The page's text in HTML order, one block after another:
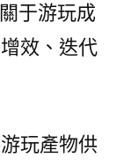
于游玩成
效、迭代
玩產物供